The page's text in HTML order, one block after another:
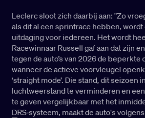
Leclerc sloot zich daarbij aan: "Zo
als dit al een sprintrace hebben,
uitdaging voor iedereen. Het wordt
Racewinnaar Russell gaf aan dat zijn
tegen de auto’s van 2026 de beperkte
wanneer de actieve voorvleugel
‘straight mode’. Die stand, dit seizoen
luchtweerstand te verminderen en
te geven vergelijkbaar met het
DRS‑systeem, maakt de auto's